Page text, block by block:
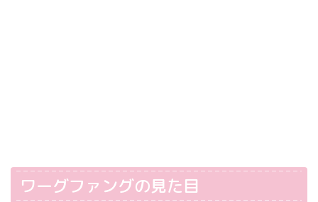
ワーグファングの見た目